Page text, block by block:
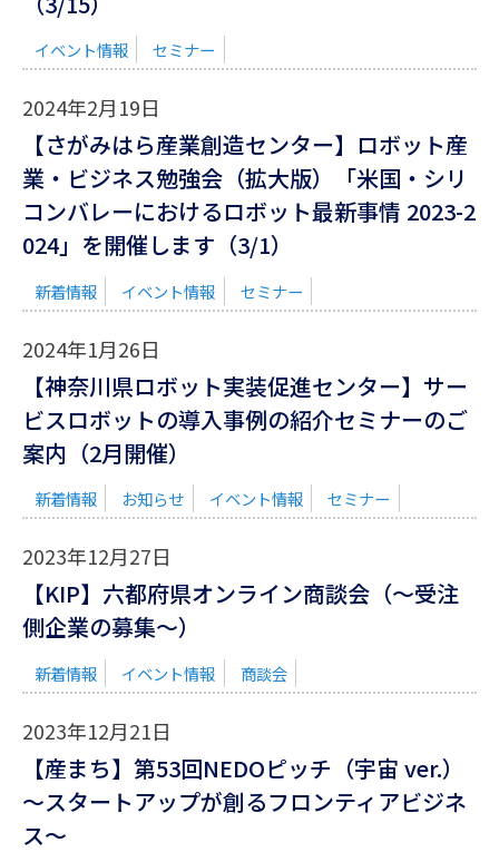
イベント情報 セミナー
2024年2月19日
【さがみはら産業創造センター】ロボット産
業・ビジネス勉強会（拡大版）「米国・シリ
コンバレーにおけるロボット最新事情 2023-2
024」を開催します（3/1）
新着情報 イベント情報 セミナー
2024年1月26日
【神奈川県ロボット実装促進センター】サー
ビスロボットの導入事例の紹介セミナーのご
案内（2月開催）
新着情報 お知らせ イベント情報 セミナー
2023年12月27日
【KIP】六都府県オンライン商談会（～受注
側企業の募集～）
新着情報 イベント情報 商談会
2023年12月21日
【産まち】第53回NEDOピッチ（宇宙 ver.）
～スタートアップが創るフロンティアビジネ
ス～